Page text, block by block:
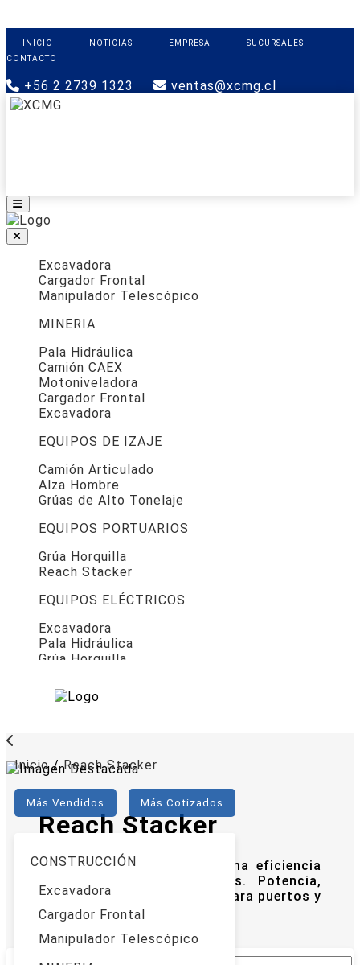
INICIO NOTICIAS EMPRESA
SUCURSALES
CONTACTO
+56 2 2739 1323 ventas@xcmg.cl
Excavadora
Cargador Frontal
Manipulador Telescópico
MINERIA
Pala Hidráulica
Camión CAEX
Motoniveladora
Cargador Frontal
Excavadora
EQUIPOS DE IZAJE
Camión Articulado
Alza Hombre
Grúas de Alto Tonelaje
EQUIPOS PORTUARIOS
Grúa Horquilla
Reach Stacker
EQUIPOS ELÉCTRICOS
Excavadora
Pala Hidráulica
Grúa Horquilla
Inicio/Reach Stacker
Más Vendidos Más Cotizados
CONSTRUCCIÓN
Excavadora
Cargador Frontal
Manipulador Telescópico
Reach Stacker
Reach Stacker XCMG: máxima eficiencia
en manejo de contenedores. Potencia,
estabilidad y productividad para puertos y
terminales logísticos.